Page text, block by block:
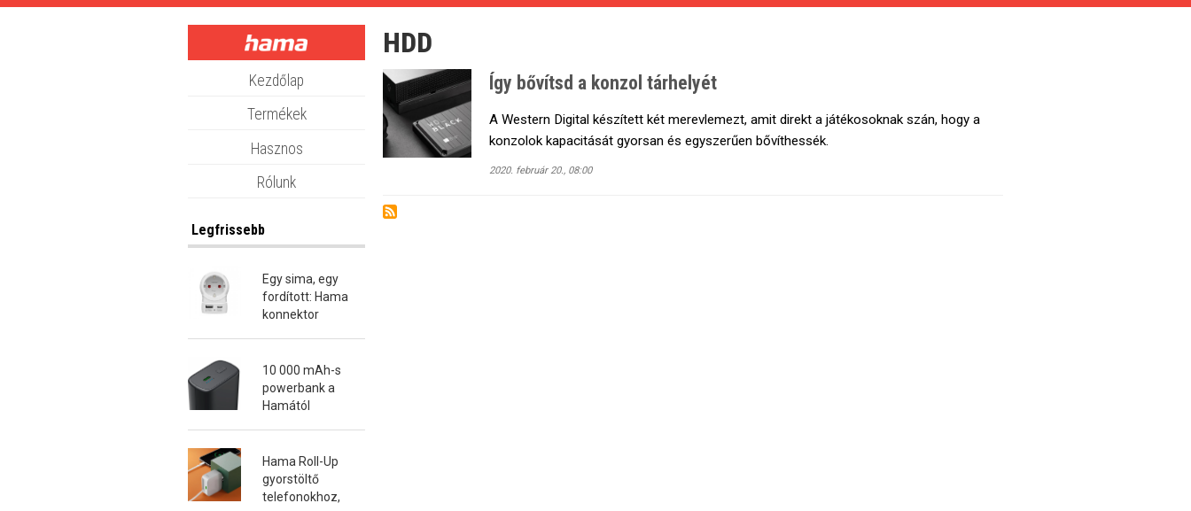
Skip
Kezdőlap
Termékek
Hasznos
Rólunk
Legfrissebb
Egy sima, egy
fordított: Hama
konnektor
10 000 mAh-s
powerbank a
Hamától
Hama Roll-Up
gyorstöltő
telefonokhoz,
HDD
Így bővítsd a konzol tárhelyét
A Western Digital készített két merevlemezt, amit direkt a játékosoknak szán, hogy a
konzolok kapacitását gyorsan és egyszerűen bővíthessék.
2020. február 20., 08:00